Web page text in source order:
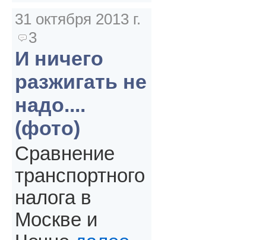
31 октября 2013 г.
3
И ничего
разжигать не
надо....
(фото)
Сравнение
транспортного
налога в
Москве и